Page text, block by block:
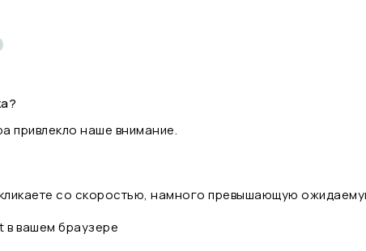
привлекло наше внимание.
со скоростью, намного превышающую
вашем браузере